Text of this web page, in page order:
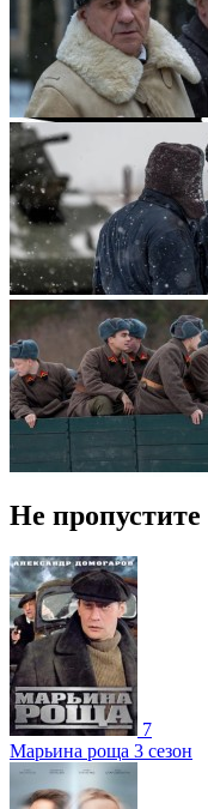
Не пропустите
7
Марьина роща 3 сезон